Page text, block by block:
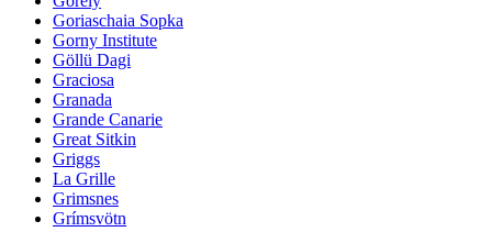
Goriaschaia Sopka
Gorny Institute
Göllü Dagi
Graciosa
Granada
Grande Canarie
Great Sitkin
Griggs
La Grille
Grimsnes
Grímsvötn